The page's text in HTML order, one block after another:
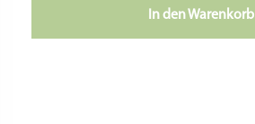
In den Warenkorb